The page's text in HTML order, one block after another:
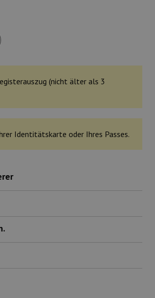
(nicht älter als 3
Identitätskarte oder Ihres Passes.